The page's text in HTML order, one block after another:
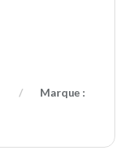
Marque :